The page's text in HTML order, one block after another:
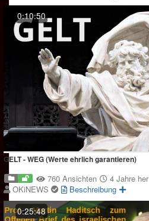
0:10:50
GELT - WEG (Werte ehrlich garantieren)
760 Ansichten
4 Jahre her
OKiNEWS
Beschreibung
0:25:48